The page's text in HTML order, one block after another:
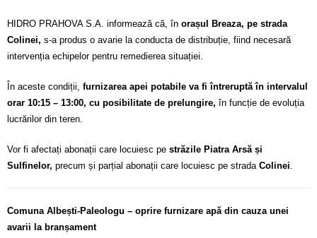
HIDRO PRAHOVA S.A. informează că, în orașul Breaza, pe strada
Colinei, s-a produs o avarie la conducta de distribuție, fiind necesară
intervenția echipelor pentru remedierea situației.
În aceste condiții, furnizarea apei potabile va fi întreruptă în intervalul
orar 10:15 – 13:00, cu posibilitate de prelungire, în funcție de evoluția
lucrărilor din teren.
Vor fi afectați abonații care locuiesc pe străzile Piatra Arsă și
Sulfinelor, precum și parțial abonații care locuiesc pe strada Colinei.
Comuna Albești-Paleologu – oprire furnizare apă din cauza unei
avarii la branșament